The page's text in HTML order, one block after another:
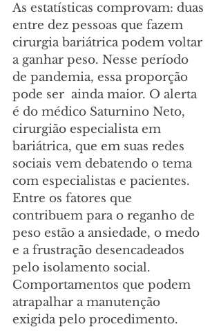
As estatísticas comprovam: duas
entre dez pessoas que fazem
cirurgia bariátrica podem voltar
a ganhar peso. Nesse período
de pandemia, essa proporção
pode ser  ainda maior. O alerta
é do médico Saturnino Neto,
cirurgião especialista em
bariátrica, que em suas redes
sociais vem debatendo o tema
com especialistas e pacientes.
Entre os fatores que
contribuem para o reganho de
peso estão a ansiedade, o medo
e a frustração desencadeados
pelo isolamento social.
Comportamentos que podem
atrapalhar a manutenção
exigida pelo procedimento.